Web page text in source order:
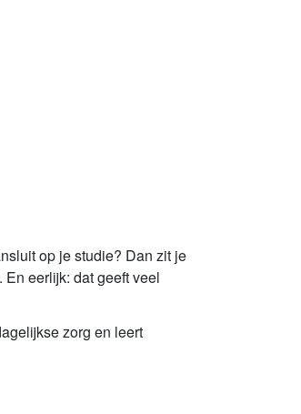
op je studie? Dan zit je
eerlijk: dat geeft veel
zorg en leert